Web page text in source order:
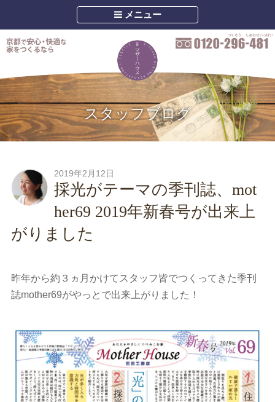
メニュー
スタッフブログ
2019年2月12日
採光がテーマの季刊誌、mot
her69 2019年新春号が出来上
がりました
昨年から約３ヵ月かけてスタッフ皆でつくってきた季刊
誌mother69がやっとで出来上がりました！